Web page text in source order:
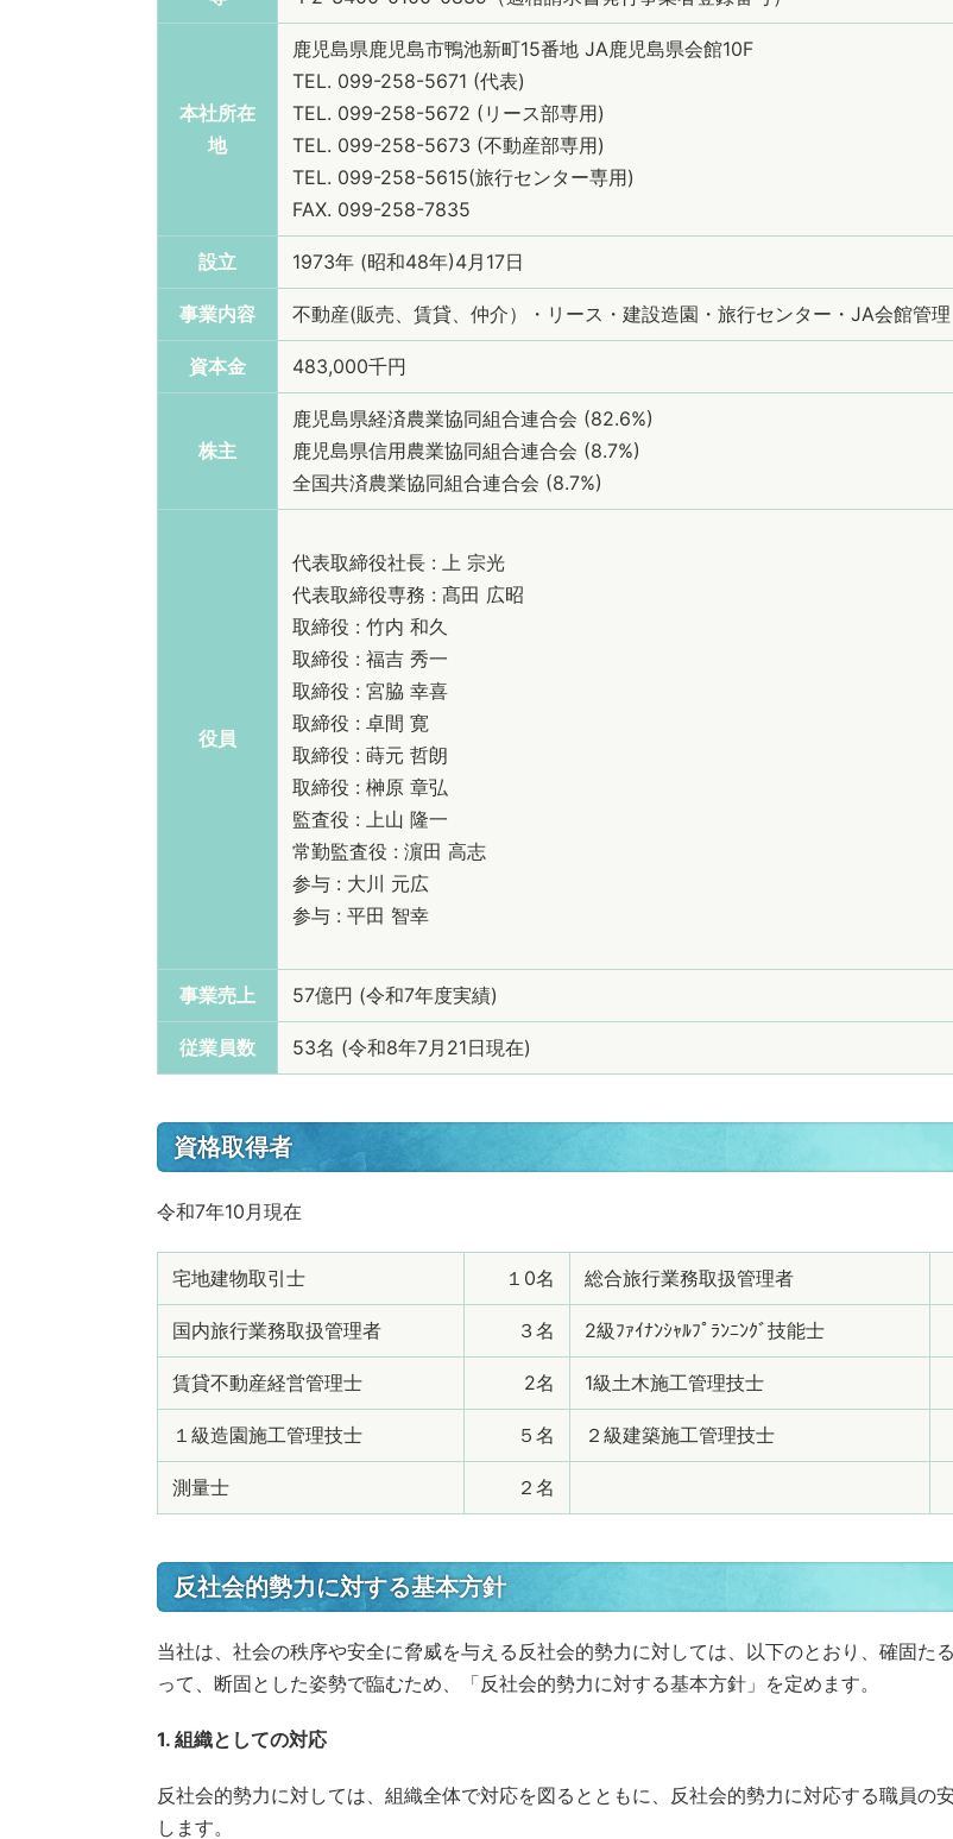
本社所在
地
鹿児島県鹿児島市鴨池新町15番地 JA鹿児島県会館10F
TEL. 099-258-5671 (代表)
TEL. 099-258-5672 (リース部専用)
TEL. 099-258-5673 (不動産部専用)
TEL. 099-258-5615(旅行センター専用)
FAX. 099-258-7835
設立 1973年 (昭和48年)4月17日
事業内容 不動産(販売、賃貸、仲介）・リース・建設造園・旅行センター・JA会館管理
資本金 483,000千円
株主
鹿児島県経済農業協同組合連合会 (82.6%)
鹿児島県信用農業協同組合連合会 (8.7%)
全国共済農業協同組合連合会 (8.7%)
役員
代表取締役社長 : 上 宗光
代表取締役専務 : 髙田 広昭
取締役 : 竹内 和久
取締役 : 福吉 秀一
取締役 : 宮脇 幸喜
取締役 : 卓間 寛
取締役 : 蒔元 哲朗
取締役 : 榊原 章弘
監査役 : 上山 隆一
常勤監査役 : 濵田 高志
参与 : 大川 元広
参与 : 平田 智幸
事業売上 57億円 (令和7年度実績)
従業員数 53名 (令和8年7月21日現在)
資格取得者
令和7年10月現在
宅地建物取引士 １0名 総合旅行業務取扱管理者
国内旅行業務取扱管理者 ３名 2級ﾌｧｲﾅﾝｼｬﾙﾌﾟﾗﾝﾆﾝｸﾞ技能士
賃貸不動産経営管理士 2名 1級土木施工管理技士
１級造園施工管理技士 ５名 ２級建築施工管理技士
測量士 ２名
反社会的勢力に対する基本方針
当社は、社会の秩序や安全に脅威を与える反社会的勢力に対しては、以下のとおり、確固た
って、断固とした姿勢で臨むため、「反社会的勢力に対する基本方針」を定めます。
1. 組織としての対応
反社会的勢力に対しては、組織全体で対応を図るとともに、反社会的勢力に対応する職員の
します。